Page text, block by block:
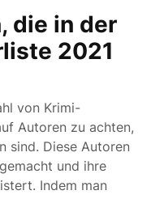
die in der
2021
von Krimi-
Autoren zu achten,
sind. Diese Autoren
und ihre
Indem man